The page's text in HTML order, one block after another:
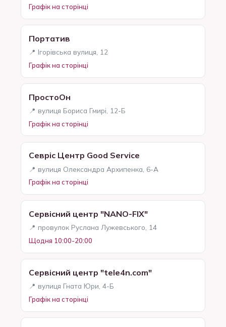
Графік на сторінці
Портатив
📍 Ігорівська вулиця, 12
Графік на сторінці
ПростоОн
📍 вулиця Бориса Гмирі, 12-Б
Графік на сторінці
Севрiс Центр Good Service
📍 вулиця Олександра Архипенка, 6-А
Графік на сторінці
Сервісний центр "NANO-FIX"
📍 провулок Руслана Лужевського, 14
Щодня 10:00-20:00
Сервісний центр "tele4n.com"
📍 вулиця Гната Юри, 4-Б
Графік на сторінці